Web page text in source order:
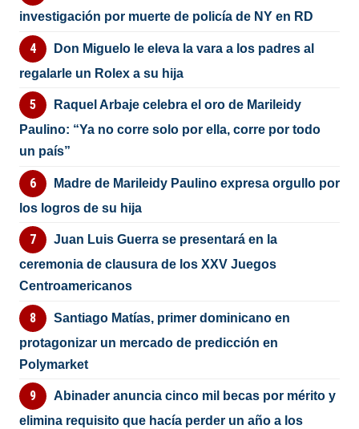
investigación por muerte de policía de NY en RD
Don Miguelo le eleva la vara a los padres al
regalarle un Rolex a su hija
Raquel Arbaje celebra el oro de Marileidy
Paulino: “Ya no corre solo por ella, corre por todo
un país”
Madre de Marileidy Paulino expresa orgullo por
los logros de su hija
Juan Luis Guerra se presentará en la
ceremonia de clausura de los XXV Juegos
Centroamericanos
Santiago Matías, primer dominicano en
protagonizar un mercado de predicción en
Polymarket
Abinader anuncia cinco mil becas por mérito y
elimina requisito que hacía perder un año a los